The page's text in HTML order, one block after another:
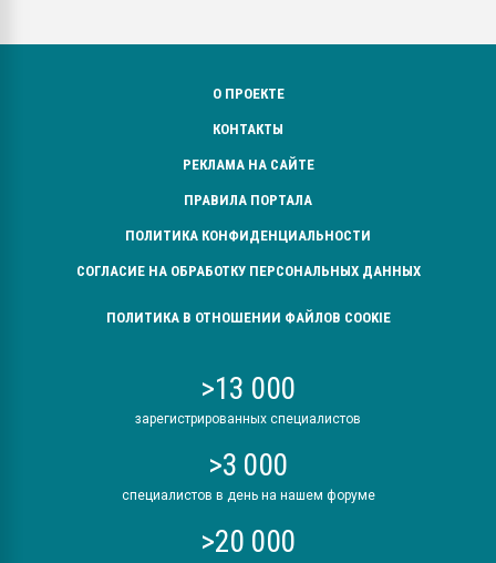
О ПРОЕКТЕ
КОНТАКТЫ
РЕКЛАМА НА САЙТЕ
ПРАВИЛА ПОРТАЛА
ПОЛИТИКА КОНФИДЕНЦИАЛЬНОСТИ
СОГЛАСИЕ НА ОБРАБОТКУ ПЕРСОНАЛЬНЫХ ДАННЫХ
ПОЛИТИКА В ОТНОШЕНИИ ФАЙЛОВ COOKIE
>13 000
зарегистрированных специалистов
>3 000
специалистов в день на нашем форуме
>20 000